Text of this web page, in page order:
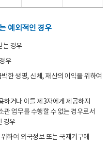
예외적인 경우
는 경우
우
한 생명, 신체, 재산의 이익을 위하여
하거나 이를 제3자에게 제공하지
관 업무를 수행할 수 없는 경우로서
경우
하여 외국정보 또는 국제기구에